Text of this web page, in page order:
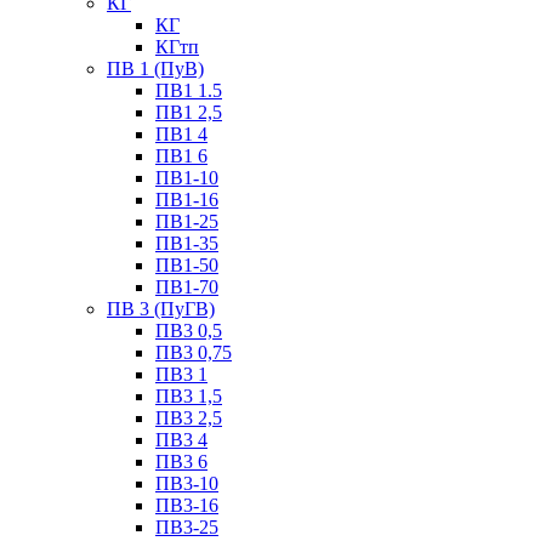
КГ
КГтп
ПВ 1 (ПуВ)
ПВ1 1.5
ПВ1 2,5
ПВ1 4
ПВ1 6
ПВ1-10
ПВ1-16
ПВ1-25
ПВ1-35
ПВ1-50
ПВ1-70
ПВ 3 (ПуГВ)
ПВ3 0,5
ПВ3 0,75
ПВ3 1
ПВ3 1,5
ПВ3 2,5
ПВ3 4
ПВ3 6
ПВ3-10
ПВ3-16
ПВ3-25